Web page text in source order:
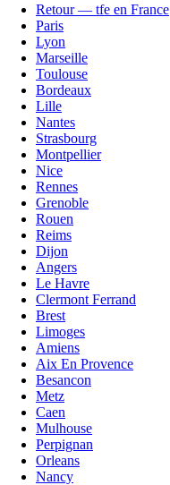
Retour — tfe en France
Paris
Lyon
Marseille
Toulouse
Bordeaux
Lille
Nantes
Strasbourg
Montpellier
Nice
Rennes
Grenoble
Rouen
Reims
Dijon
Angers
Le Havre
Clermont Ferrand
Brest
Limoges
Amiens
Aix En Provence
Besancon
Metz
Caen
Mulhouse
Perpignan
Orleans
Nancy